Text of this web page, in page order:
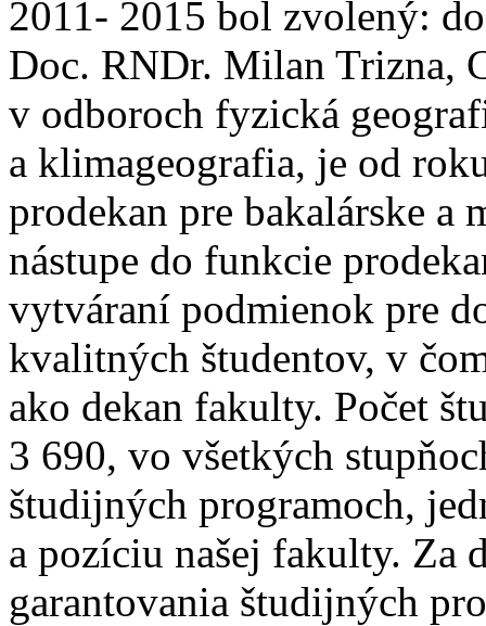
2011- 2015 bol zvolený:
Doc. RNDr. Milan Trizna,
v odboroch fyzická
a klimageografia, je od
prodekan pre bakalárske a
nástupe do funkcie
vytváraní podmienok pre
kvalitných študentov, v
ako dekan fakulty. Počet
3 690, vo všetkých
študijných programoch,
a pozíciu našej fakulty. Za
garantovania študijných